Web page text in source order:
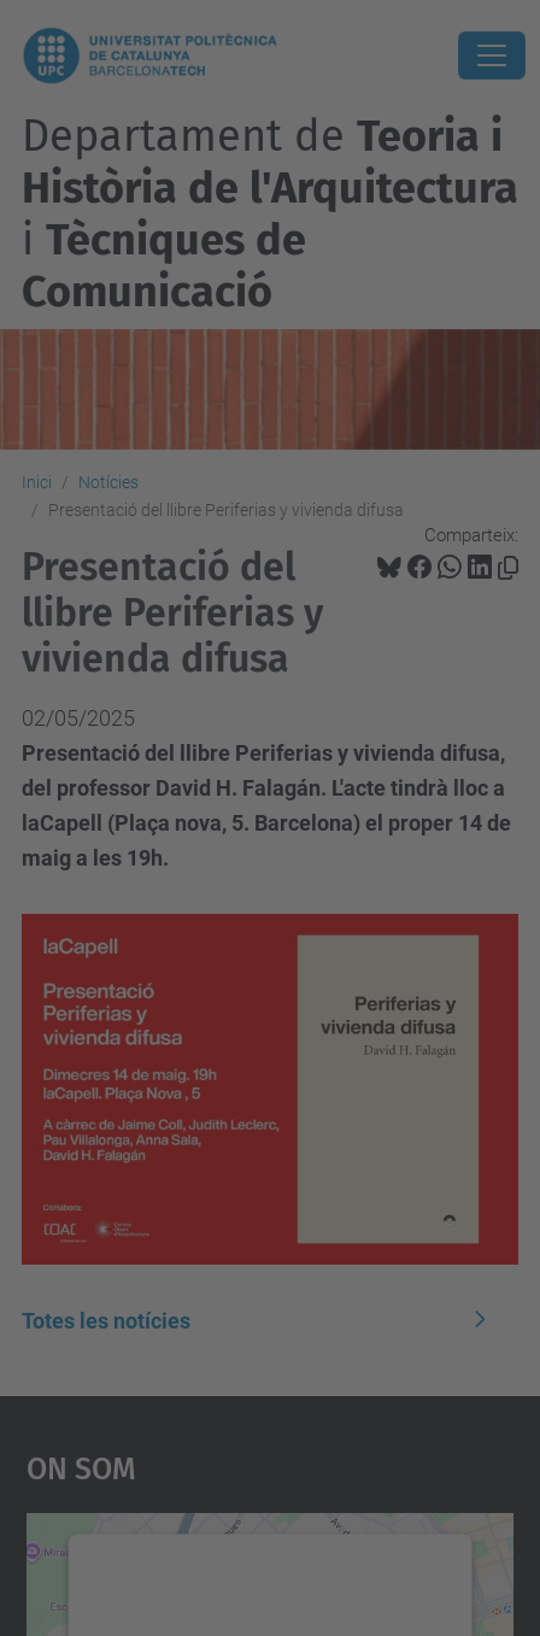
Departament de Teoria i
Història de l'Arquitectura
i Tècniques de
Comunicació
Inici
Notícies
Presentació del llibre Periferias y vivienda difusa
Comparteix:
Presentació del
llibre Periferias y
vivienda difusa
02/05/2025
Presentació del llibre Periferias y vivienda difusa,
del professor David H. Falagán. L'acte tindrà lloc a
laCapell (Plaça nova, 5. Barcelona) el proper 14 de
maig a les 19h.
Totes les notícies
On Som